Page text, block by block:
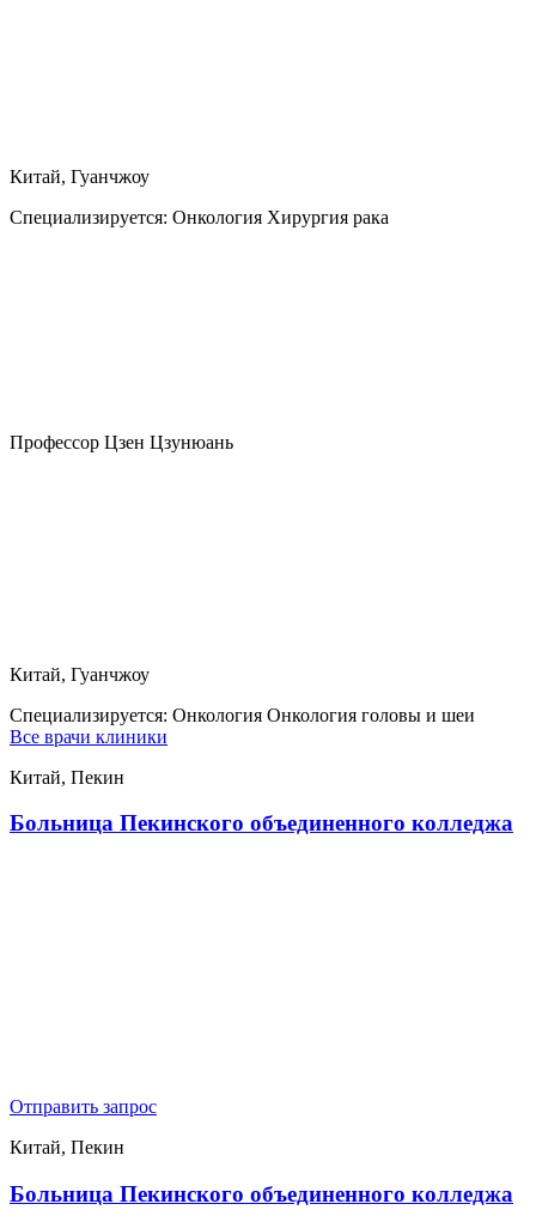
Китай, Гуанчжоу
Специализируется: Онкология Хирургия рака
Профессор Цзен Цзунюань
Китай, Гуанчжоу
Специализируется: Онкология Онкология головы и шеи
Все врачи клиники
Китай, Пекин
Больница Пекинского объединенного колледжа
Отправить запрос
Китай, Пекин
Больница Пекинского объединенного колледжа